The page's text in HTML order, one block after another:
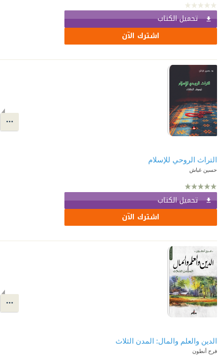
تحميل الكتاب
اشترك الآن
التراث الروحي للإسلام
حسين غباش
تحميل الكتاب
اشترك الآن
الدين والعلم والمال: المدن الثلاث
فرح أنطون